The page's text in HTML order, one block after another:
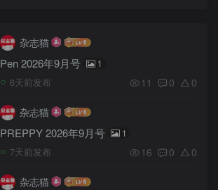
杂志猫
Pen 2026年9月号 1
6天前发布 11 0 0
杂志猫
PREPPY 2026年9月号 1
7天前发布 16 0 0
杂志猫